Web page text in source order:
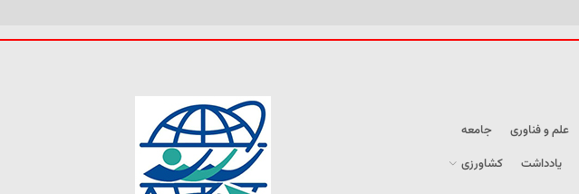
علم و فناوری
جامعه
یادداشت
کشاورزی